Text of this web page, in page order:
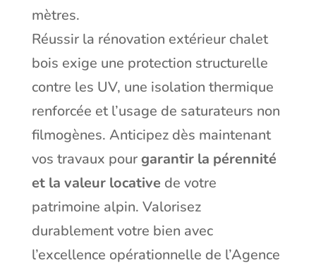
mètres.
Réussir la rénovation extérieur chalet
bois exige une protection structurelle
contre les UV, une isolation thermique
renforcée et l’usage de saturateurs non
filmogènes. Anticipez dès maintenant
vos travaux pourgarantir la pérennité
et la valeur locative de votre
patrimoine alpin. Valorisez
durablement votre bien avec
l’excellence opérationnelle de l’Agence